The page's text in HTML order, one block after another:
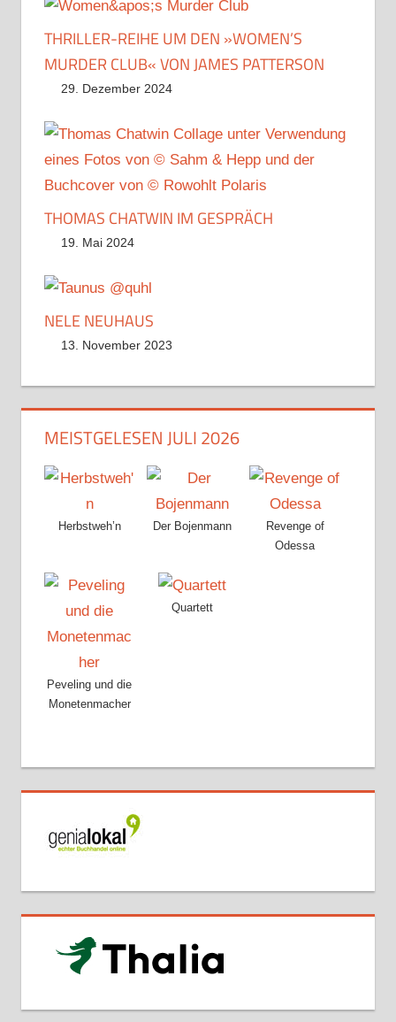
THRILLER-REIHE UM DEN »WOMEN’S
MURDER CLUB« VON JAMES PATTERSON
29. Dezember 2024
THOMAS CHATWIN IM GESPRÄCH
19. Mai 2024
NELE NEUHAUS
13. November 2023
MEISTGELESEN JULI 2026
Herbstweh’n Der Bojenmann
Revenge of
Odessa
Peveling und die
Monetenmacher
Quartett